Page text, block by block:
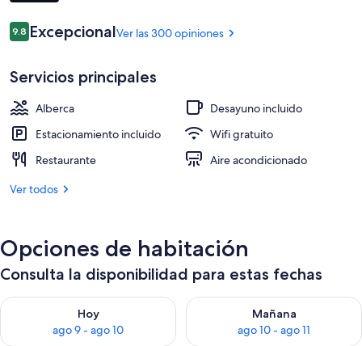
Libros
Opiniones
9.89.8 de 10,
ExcepcionalVer las 300 opiniones
Servicios principales
Alberca
Desayuno incluido
Estacionamiento incluido
Wifi gratuito
Restaurante
Aire acondicionado
Ver todos
Opciones de habitación
Consulta la disponibilidad para estas fechas
Hoy
ago 9 - ago 10
Consulta la disponibilidad para hoy ago 9 - ago 10
Mañana
ago 10 - ago 11
Consulta la disponibilidad